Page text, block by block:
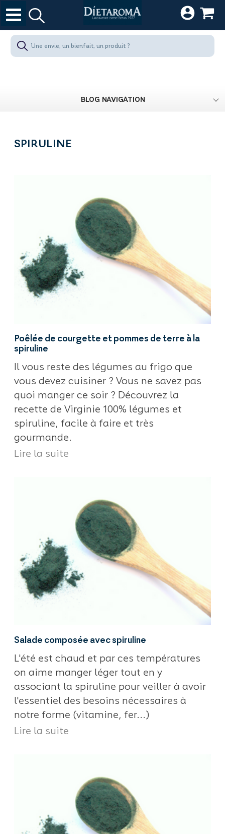
BLOG NAVIGATION
SPIRULINE
Poêlée de courgette et pommes de terre à la
spiruline
Il vous reste des légumes au frigo que
vous devez cuisiner ? Vous ne savez pas
quoi manger ce soir ? Découvrez la
recette de Virginie 100% légumes et
spiruline, facile à faire et très
gourmande.
Lire la suite
Salade composée avec spiruline
L'été est chaud et par ces températures
on aime manger léger tout en y
associant la spiruline pour veiller à avoir
l'essentiel des besoins nécessaires à
notre forme (vitamine, fer...)
Lire la suite